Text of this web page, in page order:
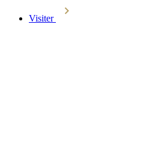
Visiter